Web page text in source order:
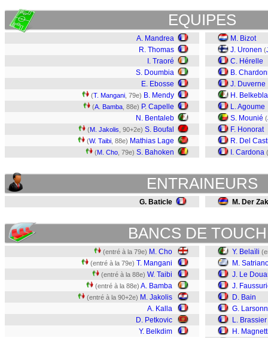
EQUIPES
A. Mandrea
R. Thomas
I. Traoré
S. Doumbia
E. Ebosse
(T. Mangani , 79e) B. Mendy
(A. Bamba , 88e) P. Capelle
N. Bentaleb
(M. Jakolis , 90+2e) S. Boufal
(W. Taibi , 88e) Mathias Lage
(M. Cho , 79e) S. Bahoken
M. Bizot
J. Uronen (
C. Hérelle
B.
J. Duverne
H. Belkebla
L. Agoume
S. Mounié (
F. Honorat
R. Del
I. Cardona (
ENTRAINEURS
G. Baticle M. Der
BANCS DE
(entré à la 79e) M. Cho
(entré à la 79e) T. Mangani
(entré à la 88e) W. Taibi
(entré à la 88e) A. Bamba
(entré à la 90+2e) M. Jakolis
A. Kalla
D. Petkovic
Y. Belkdim
Y. Belaïli
M.
J. Le
J.
D. Bain
G.
L. Brassier
H.